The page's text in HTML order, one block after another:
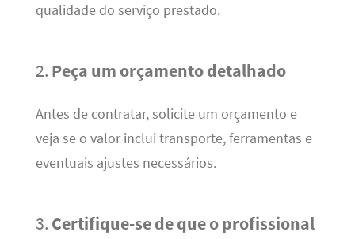
qualidade do serviço prestado.
2. Peça um orçamento detalhado
Antes de contratar, solicite um orçamento e
veja se o valor inclui transporte, ferramentas e
eventuais ajustes necessários.
3. Certifique-se de que o profissional